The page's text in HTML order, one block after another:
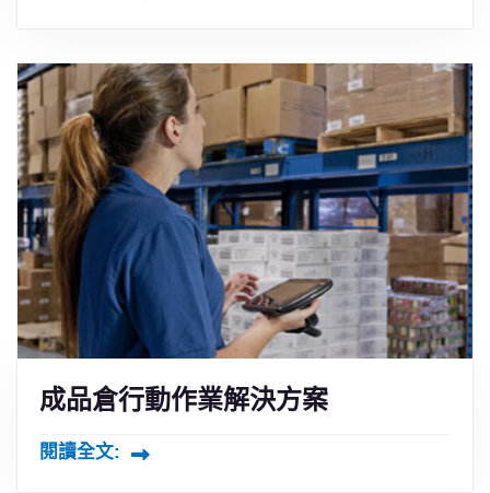
成品倉行動作業解決方案
閱讀全文: